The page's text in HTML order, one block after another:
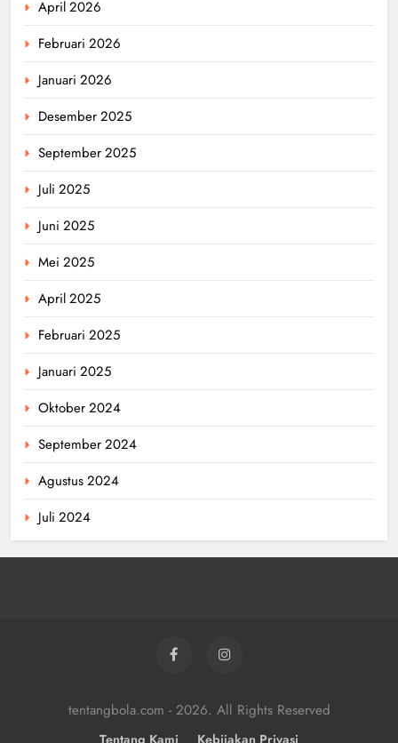
April 2026
Februari 2026
Januari 2026
Desember 2025
September 2025
Juli 2025
Juni 2025
Mei 2025
April 2025
Februari 2025
Januari 2025
Oktober 2024
September 2024
Agustus 2024
Juli 2024
tentangbola.com - 2026. All Rights Reserved
Tentang Kami Kebijakan Privasi